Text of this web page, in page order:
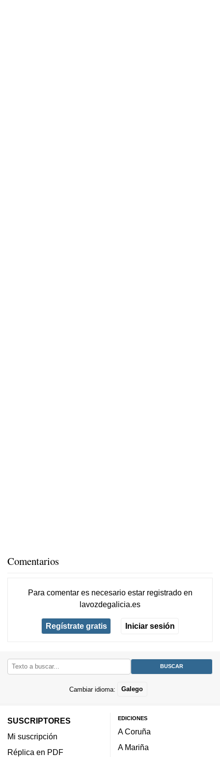
Comentarios
Para comentar es necesario estar registradoen
lavozdegalicia.es
Regístrate gratis Iniciar sesión
Cambiar idioma: Galego
SUSCRIPTORES
Mi suscripción
Réplica en PDF
EDICIONES
A Coruña
A Mariña